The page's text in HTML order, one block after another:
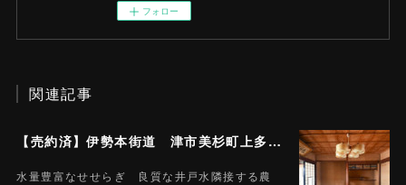
フォロー
関連記事
【売約済】伊勢本街道 津市美杉町上多気 売戸建住宅 10SDK 土地657.85平米 (約197.7坪)
水量豊富なせせらぎ 良質な井戸水隣接する農